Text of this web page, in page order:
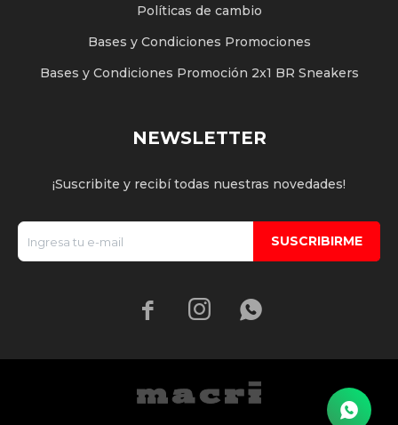
Políticas de cambio
Bases y Condiciones Promociones
Bases y Condiciones Promoción 2x1 BR Sneakers
NEWSLETTER
¡Suscribite y recibí todas nuestras novedades!
SUSCRIBIRME
  